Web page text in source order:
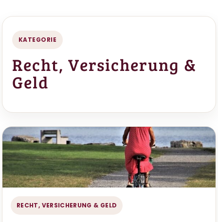
KATEGORIE
Recht, Versicherung &
Geld
RECHT, VERSICHERUNG & GELD